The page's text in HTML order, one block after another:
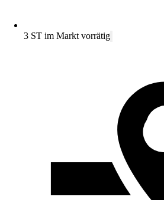
3 ST im Markt vorrätig